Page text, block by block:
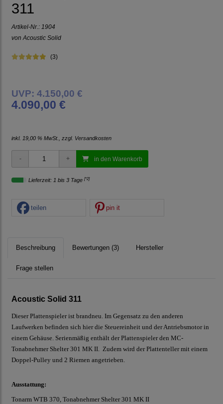
311
Artikel-Nr.: 1904
von Acoustic Solid
(3)
UVP: 4.150,00 €
4.090,00 €
inkl. 19,00 % MwSt., zzgl. Versandkosten
in den Warenkorb
Lieferzeit: 1 bis 3 Tage [*2]
teilen pin it
Beschreibung Bewertungen (3) Hersteller
Frage stellen
Acoustic Solid 311
Dieser Plattenspieler ist brandneu. Im Gegensatz zu den anderen
Laufwerken befinden sich hier die Steuereinheit und der Antriebsmotor in
einem Gehäuse. Serienmäßig enthält der Plattenspieler den MC-
Tonabnehmer Shelter 301 MK II. Zudem wird der Plattenteller mit einem
Doppel-Pulley und 2 Riemen angetrieben.
Ausstattung:
Tonarm WTB 370, Tonabnehmer Shelter 301 MK II